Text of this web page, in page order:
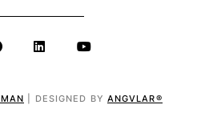
| DESIGNED BY ANGVLAR®